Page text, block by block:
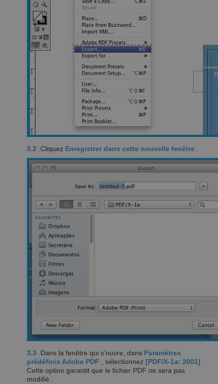
3.2 .Cliquez Enregistrer dans cette nouvelle fenêtre .
3.3 .Dans la fenêtre qui s'ouvre, dans Paramètres
prédéfinis Adobe PDF , sélectionnez [PDF/X-1a: 2001]
Cette option garantit que le fichier PDF ne sera pas
modifié..